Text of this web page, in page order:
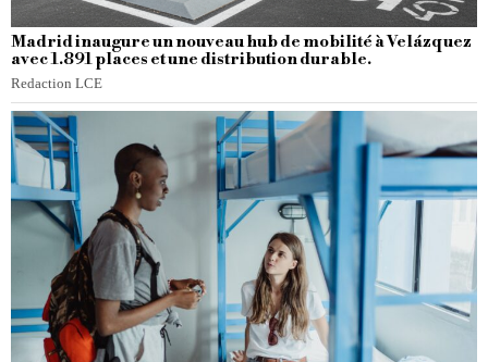
Madrid inaugure un nouveau hub de mobilité à Velázquez
avec 1.891 places et une distribution durable.
Redaction LCE